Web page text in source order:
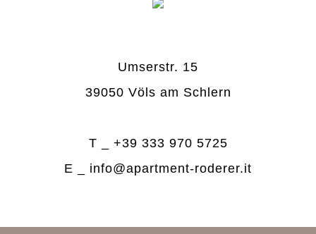
Umserstr. 15
39050 Völs am Schlern
T _ +39 333 970 5725
E _ info@apartment-roderer.it